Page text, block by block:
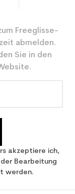
Freeglisse-
abmelden.
Sie in den
akzeptiere ich,
Bearbeitung
werden.